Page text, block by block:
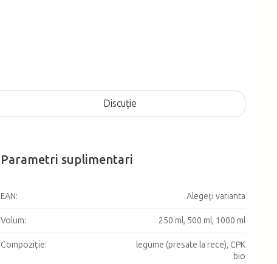
Discuţie
Parametri suplimentari
EAN: Alegeţi varianta
Volum: 250 ml, 500 ml, 1000 ml
Compoziție:
legume (presate la rece), CPK
bio